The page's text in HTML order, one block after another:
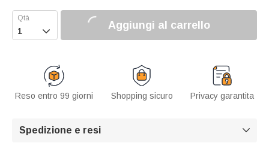
 Aggiungi al carrello
Reso entro 99 giorni Shopping sicuro Privacy garantita
Spedizione e resi 